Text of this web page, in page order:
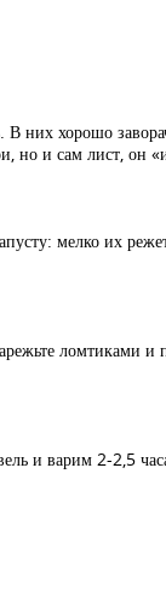
них хорошо
но и сам лист, он
мелко их
ломтиками и
и варим 2-2,5